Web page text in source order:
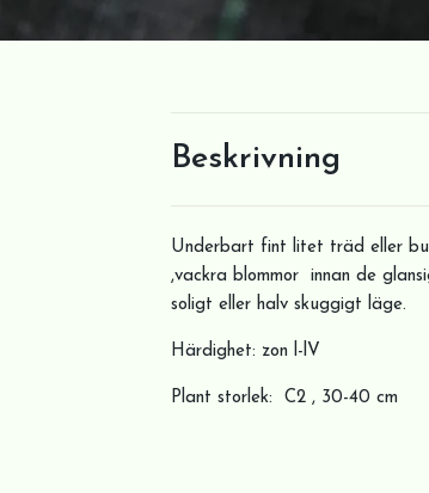
Beskrivning
Underbart fint litet träd eller
,vackra blommor innan de
soligt eller halv skuggigt läge.
Härdighet: zon l-lV
Plant storlek: C2 , 30-40 cm